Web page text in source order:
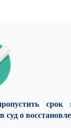
срок
суд о